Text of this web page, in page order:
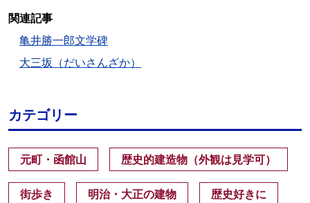
関連記事
亀井勝一郎文学碑
大三坂（だいさんざか）
カテゴリー
元町・函館山 歴史的建造物（外観は見学可）
街歩き 明治・大正の建物 歴史好きに